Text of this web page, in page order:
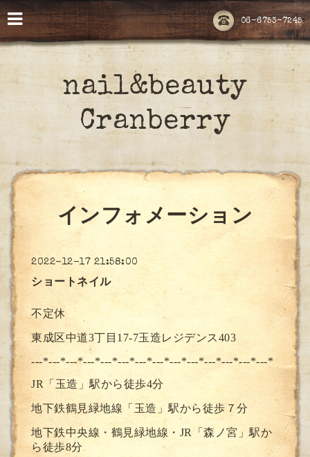
06-6753-7245
nail&beauty
Cranberry
インフォメーション
2022-12-17 21:58:00
ショートネイル
不定休
東成区中道3丁目17-7玉造レジデンス403
---*---*---*---*---*---*---*---*---*---*---*---*---*---*
JR「玉造」駅から徒歩4分
地下鉄鶴見緑地線「玉造」駅から徒歩７分
地下鉄中央線・鶴見緑地線・JR「森ノ宮」駅か
ら徒歩8分